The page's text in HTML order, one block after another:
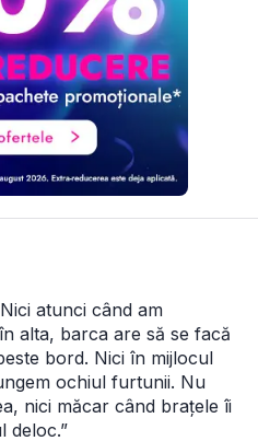
atunci când am
alta, barca are să se facă
bord. Nici în mijlocul
ochiul furtunii. Nu
nici măcar când brațele îi
deloc.”